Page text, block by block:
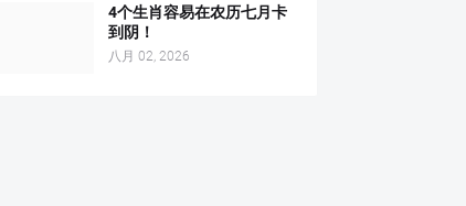
4个生肖容易在农历七月卡
到阴！
八月 02, 2026